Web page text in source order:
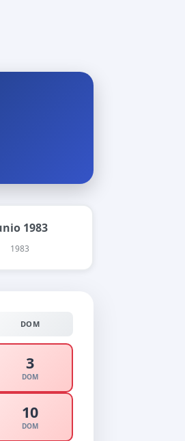
1983
1983
DOM
3
DOM
10
DOM